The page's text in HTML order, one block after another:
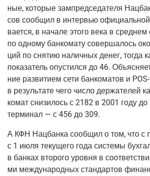
ные, кото­рые зам­пред­се­да­те­ля
сов сооб­щил в интер­вью
ва­ет­ся, в нача­ле это­го века в
по одно­му бан­ко­ма­ту совер­ша­лось
ций по сня­тию налич­ных денег, тогда
пока­за­тель опу­стил­ся до 46.
ние раз­ви­ти­ем сети бан­ко­ма­тов и
в резуль­та­те чего чис­ло дер­жа­те­лей
ко­мат сни­зи­лось с 2182 в 2001 году
тер­ми­нал — с 456 до 309.
А КФН Нац­бан­ка сооб­щил о том, что с
с 1 июля теку­ще­го года систе­мы
в бан­ках вто­ро­го уров­ня в
ми меж­ду­на­род­ных стан­дар­тов